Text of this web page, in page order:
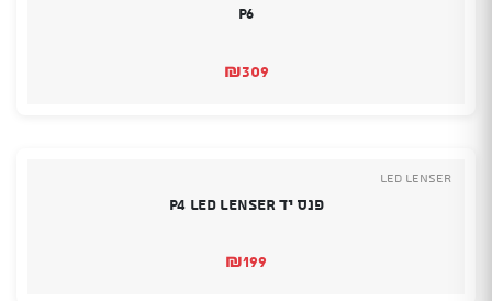
P6
₪309
Led Lenser
פנס יד P4 LED LENSER
₪199